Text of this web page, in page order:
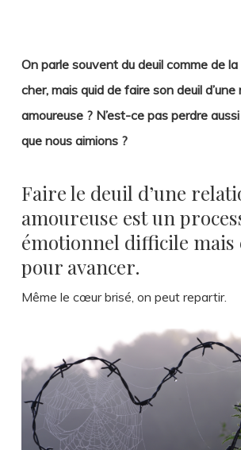
On parle souvent du deuil comme de
cher, mais quid de faire son deuil d’une
amoureuse ? N’est-ce pas perdre
que nous aimions ?
Faire le deuil d’une
amoureuse est un
émotionnel difficile mais
pour avancer.
Même le cœur brisé, on peut repartir.